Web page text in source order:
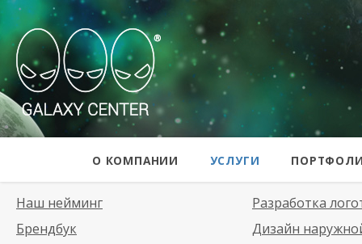
Galaxy Center
О КОМПАНИИ УСЛУГИ
Наш нейминг
Разработка
Брендбук
Дизайн